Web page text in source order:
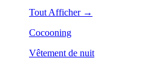
Tout Afficher →
Cocooning
Vêtement de nuit